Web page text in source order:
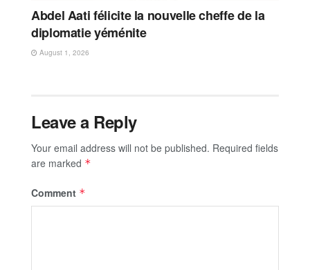
Abdel Aati félicite la nouvelle cheffe de la
diplomatie yéménite
August 1, 2026
Leave a Reply
Your email address will not be published. Required fields
are marked *
Comment *